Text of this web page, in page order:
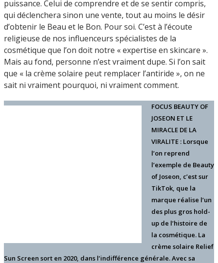
puissance. Celui de comprendre et de se sentir compris,
qui déclenchera sinon une vente, tout au moins le désir
d’obtenir le Beau et le Bon. Pour soi. C’est à l’écoute
religieuse de nos influenceurs spécialistes de la
cosmétique que l’on doit notre « expertise en skincare ».
Mais au fond, personne n’est vraiment dupe. Si l’on sait
que « la crème solaire peut remplacer l’antiride », on ne
sait ni vraiment pourquoi, ni vraiment comment.
FOCUS BEAUTY OF
JOSEON ET LE
MIRACLE DE LA
VIRALITE : Lorsque
l’on reprend
l’exemple de Beauty
of Joseon, c’est sur
TikTok, que la
marque réalise l’un
des plus gros hold-
up de l’histoire de
la cosmétique. La
crème solaire Relief
Sun Screen sort en 2020, dans l’indifférence générale. Avec sa